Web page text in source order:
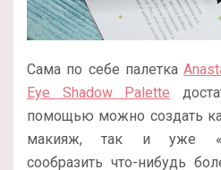
Сама по себе палетка
Eye Shadow Palette
помощью можно создать
макияж, так и уже
сообразить что-нибудь